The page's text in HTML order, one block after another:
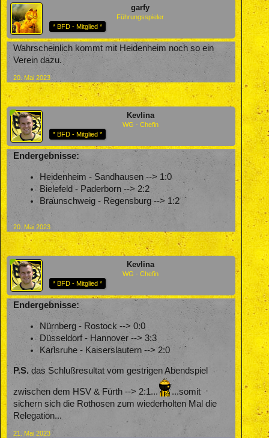
garfy
Führungsspieler
* BFD - Mitglied *
Wahrscheinlich kommt mit Heidenheim noch so ein
Verein dazu.
20. Mai 2023
Kevlina
WG - Chefin
* BFD - Mitglied *
Endergebnisse:
Heidenheim - Sandhausen --> 1:0
Bielefeld - Paderborn --> 2:2
Braunschweig - Regensburg --> 1:2
20. Mai 2023
Kevlina
WG - Chefin
* BFD - Mitglied *
Endergebnisse:
Nürnberg - Rostock --> 0:0
Düsseldorf - Hannover --> 3:3
Karlsruhe - Kaiserslautern --> 2:0
P.S. das Schlußresultat vom gestrigen Abendspiel
zwischen dem HSV & Fürth --> 2:1...
...somit
sichern sich die Rothosen zum wiederholten Mal die
Relegation...
21. Mai 2023